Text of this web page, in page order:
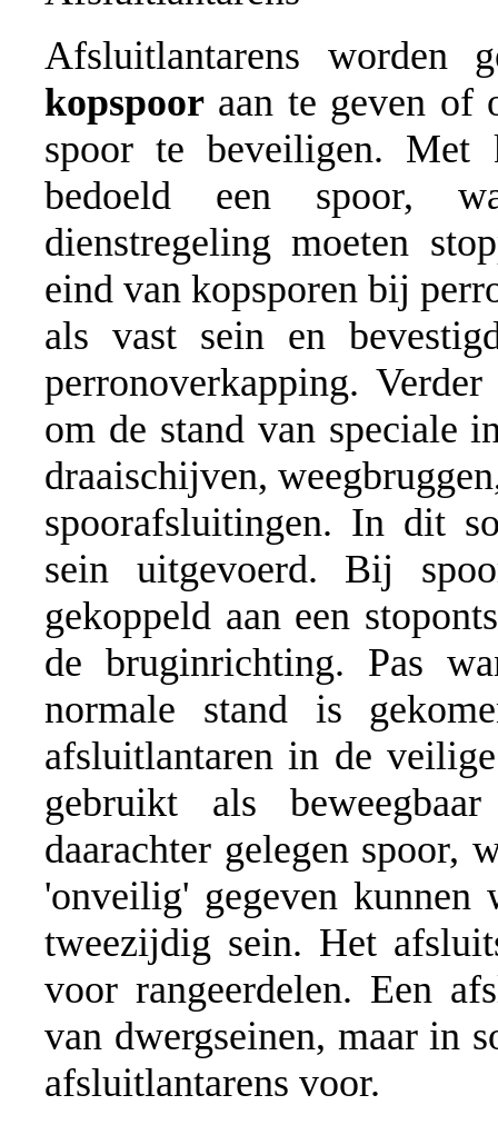
Afsluitlantarens worden
kopspoor aan te geven of
spoor te beveiligen. Met
bedoeld een spoor,
dienstregeling moeten
eind van kopsporen bij
als vast sein en
perronoverkapping.
om de stand van speciale
draaischijven,
spoorafsluitingen. In dit
sein uitgevoerd. Bij
gekoppeld aan een
de bruginrichting. Pas
normale stand is
afsluitlantaren in de
gebruikt als
daarachter gelegen spoor,
'onveilig' gegeven kunnen
tweezijdig sein. Het
voor rangeerdelen. Een
van dwergseinen, maar in
afsluitlantarens voor.